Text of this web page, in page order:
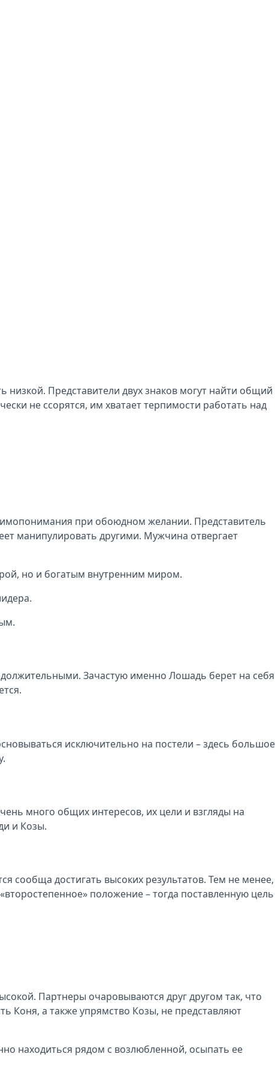
Представители двух знаков могут найти общий
не ссорятся, им хватает терпимости работать над
при обоюдном желании. Представитель
манипулировать другими. Мужчина отвергает
но и богатым внутренним миром.
Зачастую именно Лошадь берет на себя
исключительно на постели – здесь большое
много общих интересов, их цели и взгляды на
и Козы.
сообща достигать высоких результатов. Тем не менее,
положение – тогда поставленную цель
Партнеры очаровываются друг другом так, что
Коня, а также упрямство Козы, не представляют
находиться рядом с возлюбленной, осыпать ее